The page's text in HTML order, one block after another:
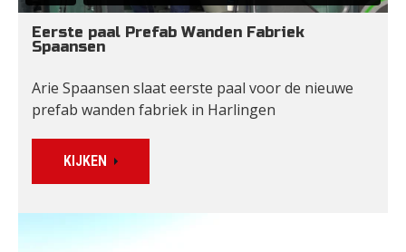
Eerste paal Prefab Wanden Fabriek
Spaansen
Arie Spaansen slaat eerste paal voor de nieuwe
prefab wanden fabriek in Harlingen
KIJKEN